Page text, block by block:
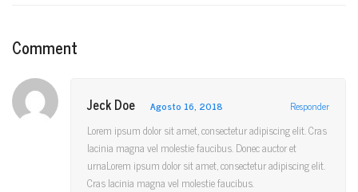
Comment
Jeck Doe Agosto 16, 2018 Responder
Lorem ipsum dolor sit amet, consectetur adipiscing elit. Cras
lacinia magna vel molestie faucibus. Donec auctor et
urnaLorem ipsum dolor sit amet, consectetur adipiscing elit.
Cras lacinia magna vel molestie faucibus.